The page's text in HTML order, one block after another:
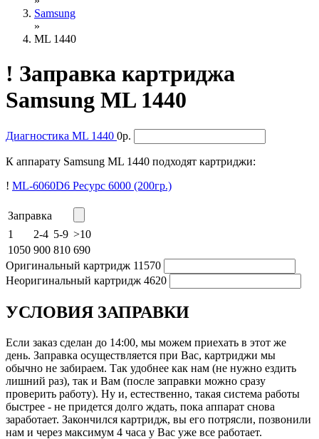
Samsung
»
ML 1440
! Заправка картриджа
Samsung ML 1440
Диагностика ML 1440 0р.
К аппарату Samsung ML 1440 подходят картриджи:
! ML-6060D6 Ресурс 6000 (200гр.)
Заправка
1
2-4 5-9 >10
1050 900 810 690
Оригинальный картридж 11570
Неоригинальный картридж 4620
УСЛОВИЯ ЗАПРАВКИ
Если заказ сделан до 14:00, мы можем приехать в этот же
день. Заправка осуществляется при Вас, картриджи мы
обычно не забираем. Так удобнее как нам (не нужно ездить
лишний раз), так и Вам (после заправки можно сразу
проверить работу). Ну и, естественно, такая система работы
быстрее - не придется долго ждать, пока аппарат снова
заработает. Закончился картридж, вы его потрясли, позвонили
нам и через максимум 4 часа у Вас уже все работает.